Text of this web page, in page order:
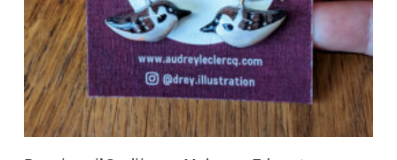
Lire la suite